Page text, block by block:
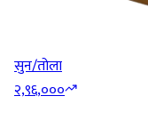
सुन/तोला
२,९६,०००